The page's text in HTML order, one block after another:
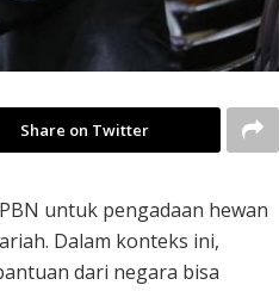
Share on Twitter
untuk pengadaan hewan
Dalam konteks ini,
dari negara bisa